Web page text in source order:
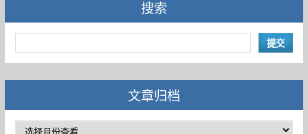
搜索
文章归档